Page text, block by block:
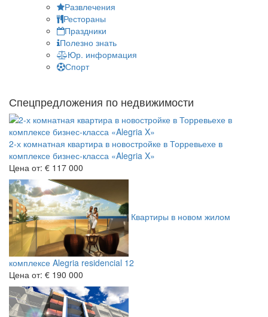
Развлечения
Рестораны
Праздники
Полезно знать
Юр. информация
Спорт
Спецпредложения по недвижимости
2-х комнатная квартира в новостройке в Торревьехе в
комплексе бизнес-класса «Alegria X»
Цена от: € 117 000
Квартиры в новом жилом
комплексе Alegria residencial 12
Цена от: € 190 000